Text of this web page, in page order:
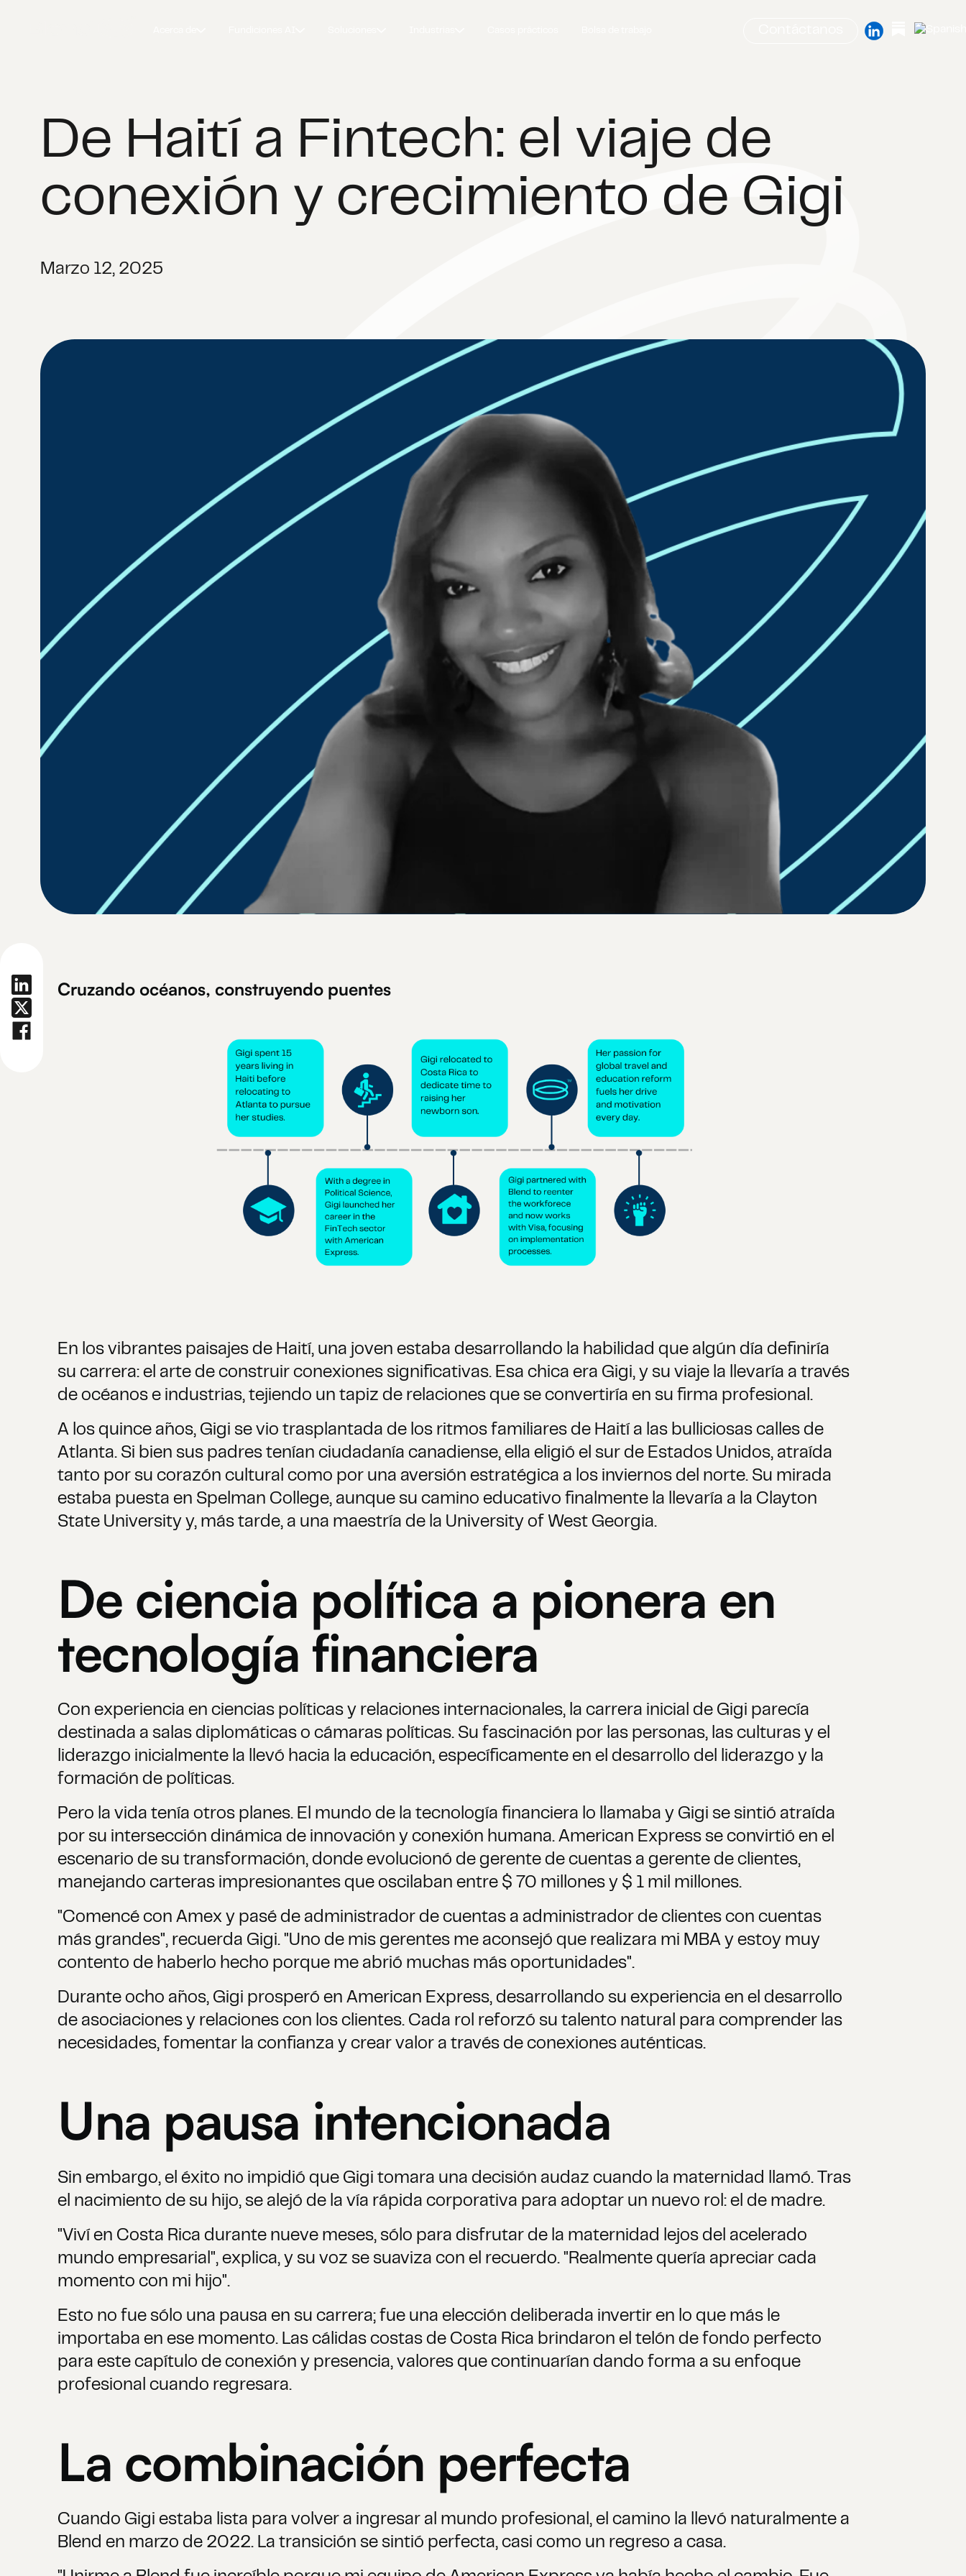
De Haití a Fintech: el viaje de
conexión y crecimiento de Gigi
Marzo 12, 2025
Cruzando océanos, construyendo puentes
En los vibrantes paisajes de Haití, una joven estaba desarrollando la habilidad que algún día definiría
su carrera: el arte de construir conexiones significativas. Esa chica era Gigi, y su viaje la llevaría a través
de océanos e industrias, tejiendo un tapiz de relaciones que se convertiría en su firma profesional.
A los quince años, Gigi se vio trasplantada de los ritmos familiares de Haití a las bulliciosas calles de
Atlanta. Si bien sus padres tenían ciudadanía canadiense, ella eligió el sur de Estados Unidos, atraída
tanto por su corazón cultural como por una aversión estratégica a los inviernos del norte. Su mirada
estaba puesta en Spelman College, aunque su camino educativo finalmente la llevaría a la Clayton
State University y, más tarde, a una maestría de la University of West Georgia.
De ciencia política a pionera en
tecnología financiera
Con experiencia en ciencias políticas y relaciones internacionales, la carrera inicial de Gigi parecía
destinada a salas diplomáticas o cámaras políticas. Su fascinación por las personas, las culturas y el
liderazgo inicialmente la llevó hacia la educación, específicamente en el desarrollo del liderazgo y la
formación de políticas.
Pero la vida tenía otros planes. El mundo de la tecnología financiera lo llamaba y Gigi se sintió atraída
por su intersección dinámica de innovación y conexión humana. American Express se convirtió en el
escenario de su transformación, donde evolucionó de gerente de cuentas a gerente de clientes,
manejando carteras impresionantes que oscilaban entre $ 70 millones y $ 1 mil millones.
"Comencé con Amex y pasé de administrador de cuentas a administrador de clientes con cuentas
más grandes", recuerda Gigi. "Uno de mis gerentes me aconsejó que realizara mi MBA y estoy muy
contento de haberlo hecho porque me abrió muchas más oportunidades".
Durante ocho años, Gigi prosperó en American Express, desarrollando su experiencia en el desarrollo
de asociaciones y relaciones con los clientes. Cada rol reforzó su talento natural para comprender las
necesidades, fomentar la confianza y crear valor a través de conexiones auténticas.
Una pausa intencionada
Sin embargo, el éxito no impidió que Gigi tomara una decisión audaz cuando la maternidad llamó. Tras
el nacimiento de su hijo, se alejó de la vía rápida corporativa para adoptar un nuevo rol: el de madre.
"Viví en Costa Rica durante nueve meses, sólo para disfrutar de la maternidad lejos del acelerado
mundo empresarial", explica, y su voz se suaviza con el recuerdo. "Realmente quería apreciar cada
momento con mi hijo".
Esto no fue sólo una pausa en su carrera; fue una elección deliberada invertir en lo que más le
importaba en ese momento. Las cálidas costas de Costa Rica brindaron el telón de fondo perfecto
para este capítulo de conexión y presencia, valores que continuarían dando forma a su enfoque
profesional cuando regresara.
La combinación perfecta
Cuando Gigi estaba lista para volver a ingresar al mundo profesional, el camino la llevó naturalmente a
Blend en marzo de 2022. La transición se sintió perfecta, casi como un regreso a casa.